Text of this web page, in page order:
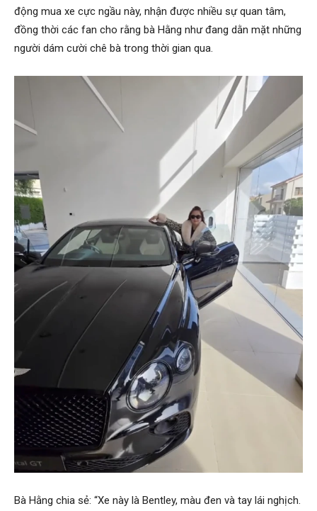
động mua xe cực ngầu này, nhận được nhiều sự quan tâm,
đồng thời các fan cho rằng bà Hằng như đang dằn mặt những
người dám cười chê bà trong thời gian qua.
Bà Hằng chia sẻ: “Xe này là Bentley, màu đen và tay lái nghịch.